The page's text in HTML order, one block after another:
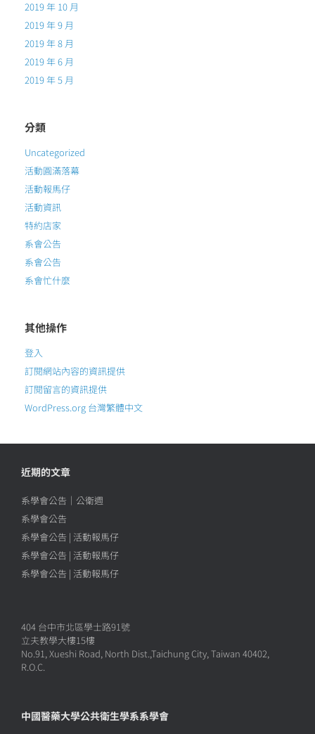
2019 年 10 月
2019 年 9 月
2019 年 8 月
2019 年 6 月
2019 年 5 月
分類
Uncategorized
活動圓滿落幕
活動報馬仔
活動資訊
特約店家
系會公告
系會公告
系會忙什麼
其他操作
登入
訂閱網站內容的資訊提供
訂閱留言的資訊提供
WordPress.org 台灣繁體中文
近期的文章
系學會公告｜公衛週
系學會公告
系學會公告 | 活動報馬仔
系學會公告 | 活動報馬仔
系學會公告 | 活動報馬仔
404 台中市北區學士路91號
立夫教學大樓15樓
No.91, Xueshi Road, North Dist.,Taichung City, Taiwan 40402,
R.O.C.
中國醫藥大學公共衛生學系系學會